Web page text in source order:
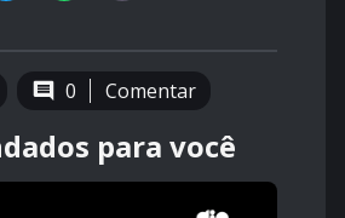
0 Comentar
para você